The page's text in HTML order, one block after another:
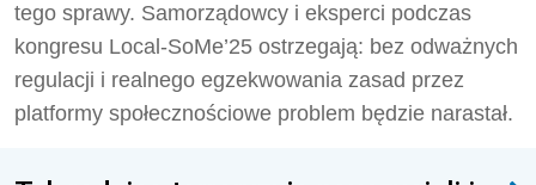
tego sprawy. Samorządowcy i eksperci podczas
kongresu Local-SoMe’25 ostrzegają: bez odważnych
regulacji i realnego egzekwowania zasad przez
platformy społecznościowe problem będzie narastał.